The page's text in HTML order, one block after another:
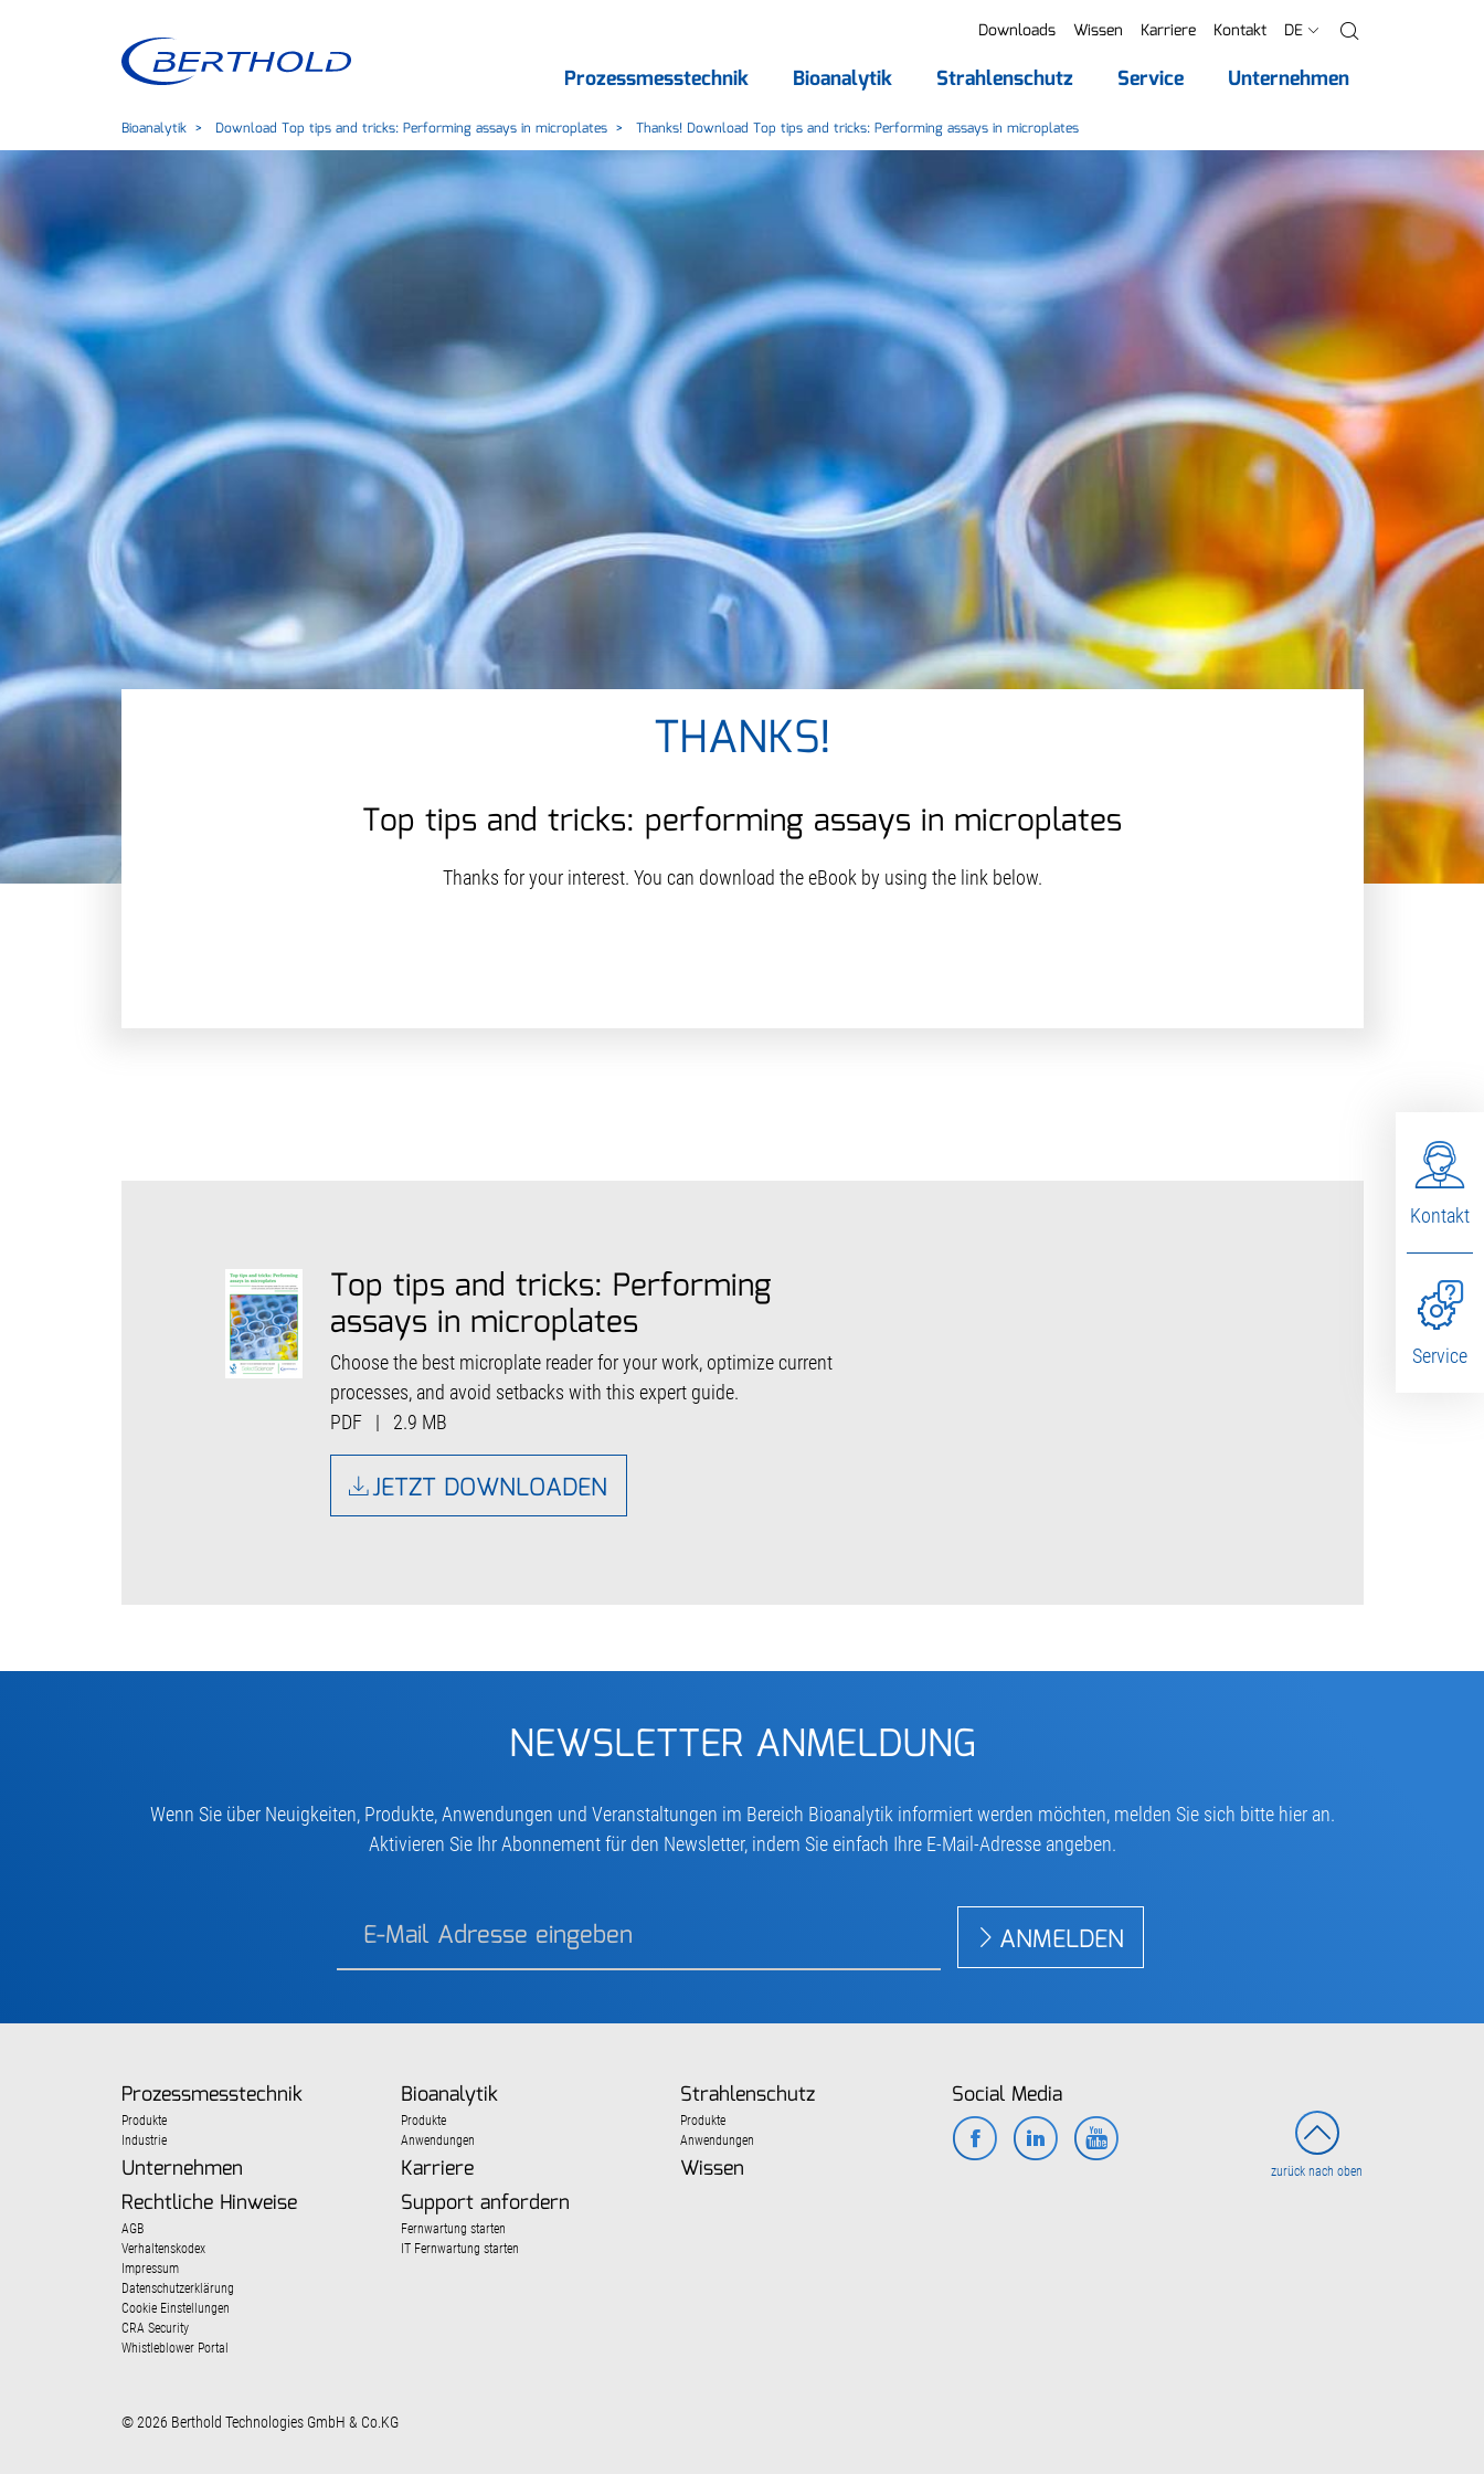
Downloads Wissen Karriere Kontakt DE
Prozessmesstechnik Bioanalytik Strahlenschutz Service Unternehmen
Bioanalytik Download Top tips and tricks: Performing assays in microplates Thanks! Download Top tips and tricks: Performing assays in microplates
THANKS!
Top tips and tricks: performing assays in microplates
Thanks for your interest. You can download the eBook by using the link below.
Top tips and tricks: Performing
assays in microplates
Choose the best microplate reader for your work, optimize current
processes, and avoid setbacks with this expert guide.
PDF
| 2.9 MB
JETZT DOWNLOADEN
Kontakt
Service
NEWSLETTER ANMELDUNG
Wenn Sie über Neuigkeiten, Produkte, Anwendungen und Veranstaltungen im Bereich Bioanalytik informiert werden möchten, melden Sie sich bitte hier an.
Aktivieren Sie Ihr Abonnement für den Newsletter, indem Sie einfach Ihre E-Mail-Adresse angeben.
ANMELDEN
Prozessmesstechnik
Produkte
Industrie
Bioanalytik
Produkte
Anwendungen
Strahlenschutz
Produkte
Anwendungen
Unternehmen Karriere
Wissen
Rechtliche Hinweise
AGB
Verhaltenskodex
Impressum
Datenschutzerklärung
Cookie Einstellungen
CRA Security
Whistleblower Portal
Support anfordern
Fernwartung starten
IT Fernwartung starten
Social Media
Facebook
LinkedIn
zurück nach oben
© 2026 Berthold Technologies GmbH & Co.KG